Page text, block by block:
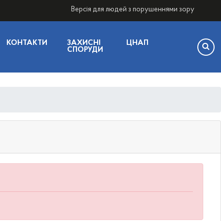
Версія для людей з порушеннями зору
КОНТАКТИ
ЗАХИСНІ
СПОРУДИ
ЦНАП